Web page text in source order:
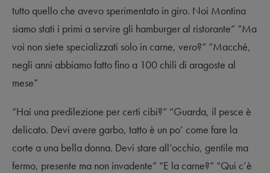
tutto quello che avevo sperimentato in giro. Noi Montina
siamo stati i primi a servire gli hamburger al ristorante” “Ma
voi non siete specializzati solo in carne, vero?” “Macché,
negli anni abbiamo fatto fino a 100 chili di aragoste al
mese”
“Hai una predilezione per certi cibi?” “Guarda, il pesce è
delicato. Devi avere garbo, tatto è un po’ come fare la
corte a una bella donna. Devi stare all’occhio, gentile ma
fermo, presente ma non invadente” “E la carne?” “Qui c’è